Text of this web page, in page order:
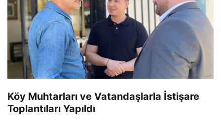
Köy Muhtarları ve Vatandaşlarla İstişare
Toplantıları Yapıldı